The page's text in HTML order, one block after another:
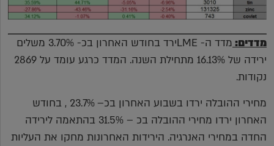
מדדים:
מדד ה- LMEירד בחודש האחרון בכ- 3.70% משלים
ירידה של 16.13% מתחילת השנה. המדד כרגע עומד על 2869
נקודות.
מחירי ההובלה ירדו בשבוע האחרון בכ– 23.7% , בחודש
האחרון ירדו מחירי ההובלה בכ – 31.5% בהתאמה לירידה
החדה במחירי האנרגיה. הירידות האחרונות מחקו את העליות